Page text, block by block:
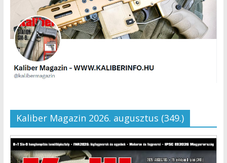
Kaliber Magazin 2026. augusztus (349.)